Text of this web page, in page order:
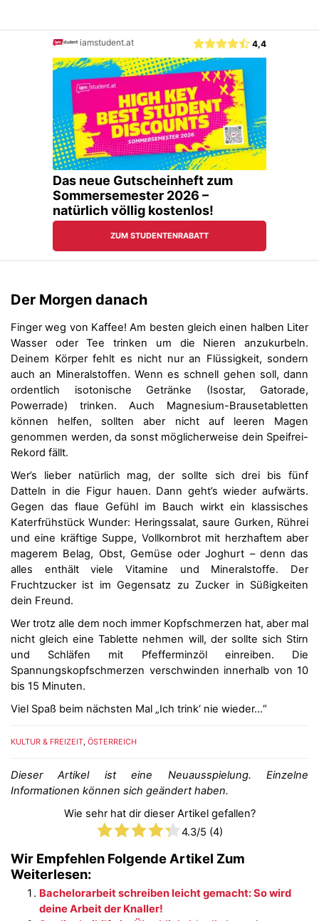
Der Morgen danach
Finger weg von Kaffee! Am besten gleich einen halben Liter
Wasser oder Tee trinken um die Nieren anzukurbeln.
Deinem Körper fehlt es nicht nur an Flüssigkeit, sondern
auch an Mineralstoffen. Wenn es schnell gehen soll, dann
ordentlich isotonische Getränke (Isostar, Gatorade,
Powerrade) trinken. Auch Magnesium-Brausetabletten
können helfen, sollten aber nicht auf leeren Magen
genommen werden, da sonst möglicherweise dein Speifrei-
Rekord fällt.
Wer’s lieber natürlich mag, der sollte sich drei bis fünf
Datteln in die Figur hauen. Dann geht’s wieder aufwärts.
Gegen das flaue Gefühl im Bauch wirkt ein klassisches
Katerfrühstück Wunder: Heringssalat, saure Gurken, Rührei
und eine kräftige Suppe, Vollkornbrot mit herzhaftem aber
magerem Belag, Obst, Gemüse oder Joghurt – denn das
alles enthält viele Vitamine und Mineralstoffe. Der
Fruchtzucker ist im Gegensatz zu Zucker in Süßigkeiten
dein Freund.
Wer trotz alle dem noch immer Kopfschmerzen hat, aber mal
nicht gleich eine Tablette nehmen will, der sollte sich Stirn
und Schläfen mit Pfefferminzöl einreiben. Die
Spannungskopfschmerzen verschwinden innerhalb von 10
bis 15 Minuten.
Viel Spaß beim nächsten Mal „Ich trink‘ nie wieder…“
KULTUR & FREIZEIT, ÖSTERREICH
Dieser Artikel ist eine Neuausspielung. Einzelne
Informationen können sich geändert haben.
Wie sehr hat dir dieser Artikel gefallen?
4.3/5 (4)
Wir Empfehlen Folgende Artikel Zum
Weiterlesen:
Bachelorarbeit schreiben leicht gemacht: So wird
deine Arbeit der Knaller!